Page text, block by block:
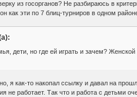
из госорганов? Не разбираюсь в
как эти по 7 блиц-турниров в одном
дети, но где ей играть и зачем?
я как-то накопал ссылку и давал на
не работает. Так что и работа с детьми